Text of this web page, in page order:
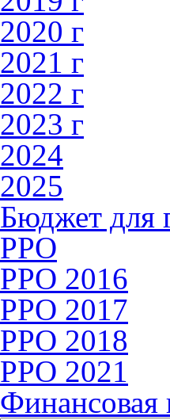
2020 г
2021 г
2022 г
2023 г
2024
2025
Бюджет для
РРО
РРО 2016
PPO 2017
PPO 2018
РРО 2021
Финансовая